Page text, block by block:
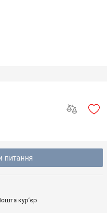
питання
кур’єр